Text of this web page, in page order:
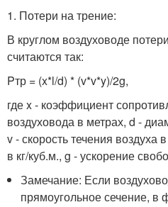
1. Потери на трение:
В круглом воздуховоде
считаются так:
Pтр = (x*l/d) * (v*v*y)/2g,
где x - коэффициент
воздуховода в метрах, d -
v - скорость течения воздуха
в кг/куб.м., g - ускорение
Замечание: Если
прямоугольное сечение, в